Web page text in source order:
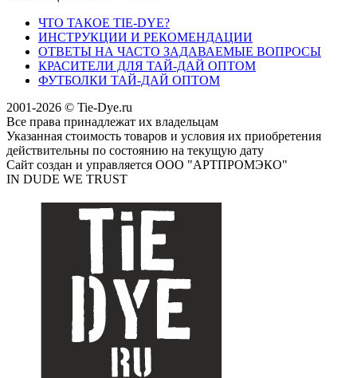
ЧТО ТАКОЕ TIE-DYE?
ИНСТРУКЦИИ И РЕКОМЕНДАЦИИ
ОТВЕТЫ НА ЧАСТО ЗАДАВАЕМЫЕ ВОПРОСЫ
КРАСИТЕЛИ ДЛЯ ТАЙ-ДАЙ ОПТОМ
ФУТБОЛКИ ТАЙ-ДАЙ ОПТОМ
2001-2026 © Tie-Dye.ru
Все права принадлежат их владельцам
Указанная стоимость товаров и условия их приобретения
действительны по состоянию на текущую дату
Сайт создан и управляется ООО "АРТПРОМЭКО"
IN DUDE WE TRUST